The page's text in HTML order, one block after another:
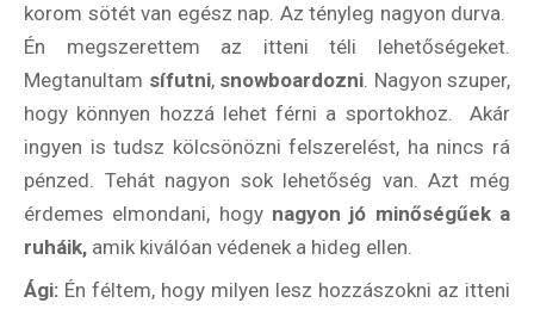
korom sötét van egész nap. Az tényleg nagyon durva.
Én megszerettem az itteni téli lehetőségeket.
Megtanultam sífutni, snowboardozni. Nagyon szuper,
hogy könnyen hozzá lehet férni a sportokhoz. Akár
ingyen is tudsz kölcsönözni felszerelést, ha nincs rá
pénzed. Tehát nagyon sok lehetőség van. Azt még
érdemes elmondani, hogy nagyon jó minőségűek a
ruháik, amik kiválóan védenek a hideg ellen.
Ági: Én féltem, hogy milyen lesz hozzászokni az itteni